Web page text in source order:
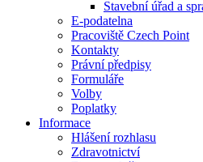
Stavební úřad a
E-podatelna
Pracoviště Czech Point
Kontakty
Právní předpisy
Formuláře
Volby
Poplatky
Informace
Hlášení rozhlasu
Zdravotnictví